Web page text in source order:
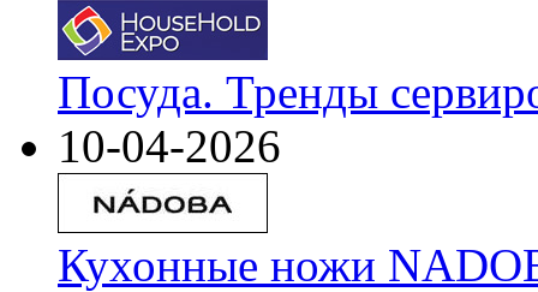
Посуда. Тренды
10-04-2026
Кухонные ножи